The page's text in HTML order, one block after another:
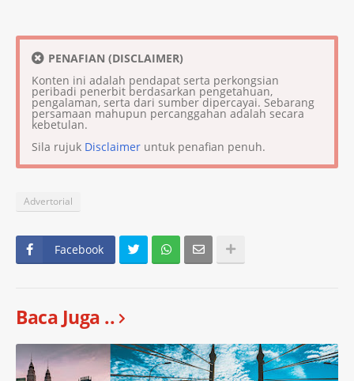
PENAFIAN (DISCLAIMER)
Konten ini adalah pendapat serta perkongsian
peribadi penerbit berdasarkan pengetahuan,
pengalaman, serta dari sumber dipercayai. Sebarang
persamaan mahupun percanggahan adalah secara
kebetulan.
Sila rujuk Disclaimer untuk penafian penuh.
Advertorial
Facebook
Baca Juga ..